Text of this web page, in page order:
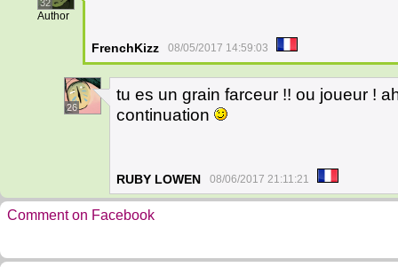
32
Author
FrenchKizz 08/05/2017 14:59:03
26
tu es un grain farceur !! ou joueur !
continuation
RUBY LOWEN 08/06/2017 21:11:21
Comment on Facebook